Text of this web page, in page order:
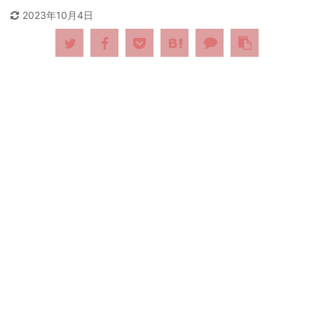
2023年10月4日